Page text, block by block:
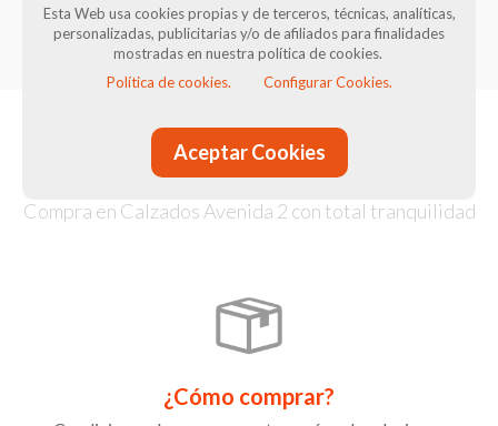
Infantil
¿Cómo comprar?
Compra en Calzados Avenida 2 con total tranquilidad
¿Cómo comprar?
Esta Web usa cookies propias y de terceros, técnicas, analíticas,
personalizadas, publicitarias y/o de afiliados para finalidades
mostradas en nuestra política de cookies.
Política de cookies.
Configurar Cookies.
Aceptar Cookies